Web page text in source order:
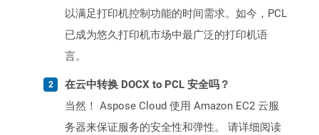
以满足打印机控制功能的时间需求。如今，PCL
已成为悠久打印机市场中最广泛的打印机语
言。
在云中转换 DOCX to PCL 安全吗？
当然！ Aspose Cloud 使用 Amazon EC2 云服
务器来保证服务的安全性和弹性。 请详细阅读